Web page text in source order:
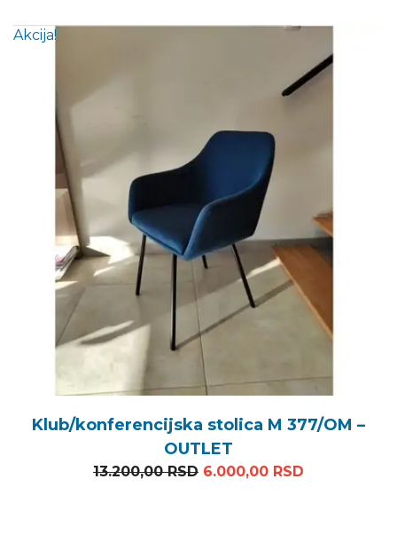
Akcija!
Klub/konferencijska stolica M 377/OM –
OUTLET
13.200,00RSD Originalna cena je bila:
6.000,00 RSD